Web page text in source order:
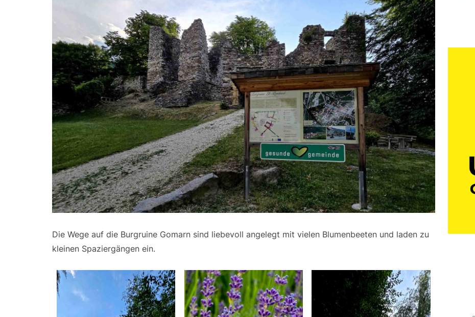
Die Wege auf die Burgruine Gomarn sind liebevoll angelegt mit vielen Blumenbeeten und laden zu
kleinen Spaziergängen ein.